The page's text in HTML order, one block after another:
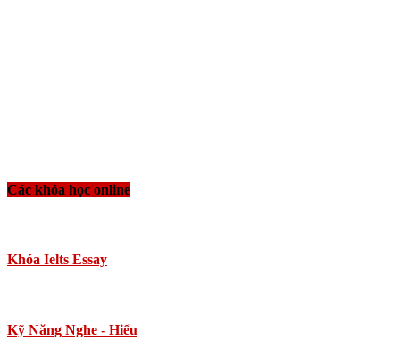
Các khóa học online
Khóa Ielts Essay
Kỹ Năng Nghe - Hiểu